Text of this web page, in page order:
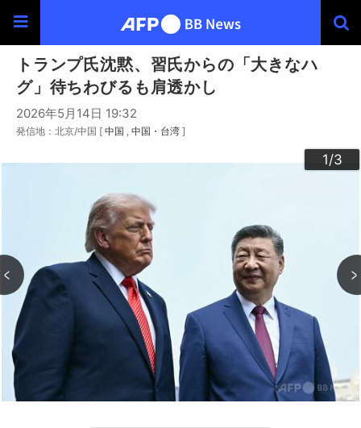
トランプ氏沈黙、習氏からの「大きなハ
グ」待ちわびるも肩透かし
2026年5月14日 19:32
発信地：北京/中国 [ 中国 中国・台湾 ]
1/3
2/3
3/3